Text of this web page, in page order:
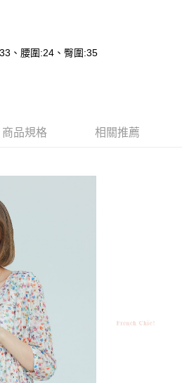
後才付款」的支付方式。 讓您購物簡單
，再付款。
額後，即可完成結帳。
點擊此簡訊中的連結，可透過四大超商／
付款，方視為交易完成。
立刻繳費，但若您需要取消訂單，請聯絡
消之訂單仍視為有效，需透過AFTEE先享
享後付 」之結帳頁面顯示為準，若有關於
款等相關疑問，請聯繫「AFTEE先享後付
support/home
提供之「AFTEE先享後付」服務完成之交
個人資料，並將交易相關給付款項請求債
。
覽以下網址：
以上)免運費
運
以上)免運費
以上)免運費
、腰圍:24、臀圍:35
商品規格 相關推薦